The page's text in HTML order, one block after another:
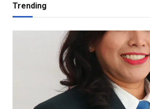
Trending